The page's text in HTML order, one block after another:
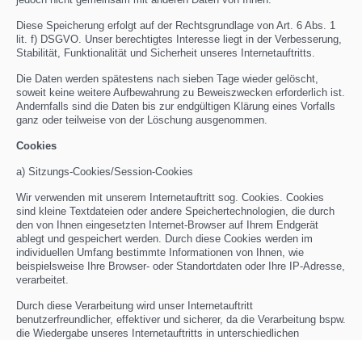
Diese Speicherung erfolgt auf der Rechtsgrundlage von Art. 6 Abs. 1
lit. f) DSGVO. Unser berechtigtes Interesse liegt in der Verbesserung,
Stabilität, Funktionalität und Sicherheit unseres Internetauftritts.
Die Daten werden spätestens nach sieben Tage wieder gelöscht,
soweit keine weitere Aufbewahrung zu Beweiszwecken erforderlich ist.
Andernfalls sind die Daten bis zur endgültigen Klärung eines Vorfalls
ganz oder teilweise von der Löschung ausgenommen.
Cookies
a) Sitzungs-Cookies/Session-Cookies
Wir verwenden mit unserem Internetauftritt sog. Cookies. Cookies
sind kleine Textdateien oder andere Speichertechnologien, die durch
den von Ihnen eingesetzten Internet-Browser auf Ihrem Endgerät
ablegt und gespeichert werden. Durch diese Cookies werden im
individuellen Umfang bestimmte Informationen von Ihnen, wie
beispielsweise Ihre Browser- oder Standortdaten oder Ihre IP-Adresse,
verarbeitet.
Durch diese Verarbeitung wird unser Internetauftritt
benutzerfreundlicher, effektiver und sicherer, da die Verarbeitung bspw.
die Wiedergabe unseres Internetauftritts in unterschiedlichen